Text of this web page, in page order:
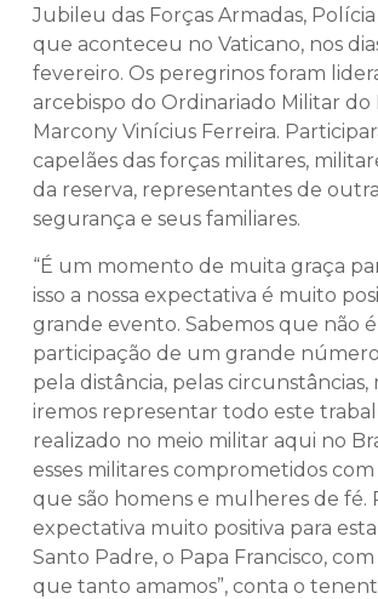
Jubileu das Forças Armadas,
que aconteceu no Vaticano, nos
fevereiro. Os peregrinos foram
arcebispo do Ordinariado Militar do
Marcony Vinícius Ferreira.
capelães das forças militares,
da reserva, representantes de
segurança e seus familiares.
“É um momento de muita graça
isso a nossa expectativa é muito
grande evento. Sabemos que não
participação de um grande
pela distância, pelas circunstâncias,
iremos representar todo este
realizado no meio militar aqui no
esses militares comprometidos com
que são homens e mulheres de fé.
expectativa muito positiva para
Santo Padre, o Papa Francisco,
que tanto amamos”, conta o